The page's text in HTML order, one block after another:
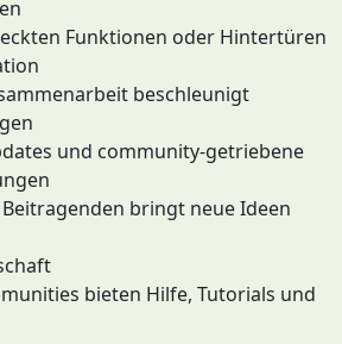
Funktionen oder Hintertüren
beschleunigt
und community-getriebene
bringt neue Ideen
bieten Hilfe, Tutorials und